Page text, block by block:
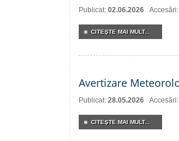
Publicat: 02.06.2026
CITEŞTE MAI MULT...
Avertizare
Publicat: 28.05.2026
CITEŞTE MAI MULT...